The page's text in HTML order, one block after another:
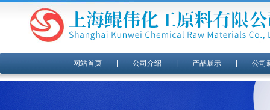
网站首页| 公司介绍 产品展示| 公司